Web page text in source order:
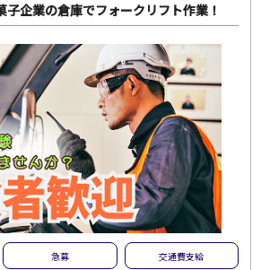
子企業の倉庫でフォークリフト作業！
急募 交通費支給